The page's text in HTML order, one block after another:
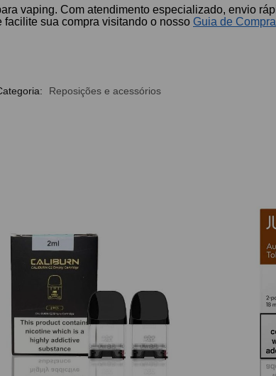
vaping. Com atendimento especializado, envio
facilite sua compra visitando o nosso Guia de Compra
Reposições e acessórios